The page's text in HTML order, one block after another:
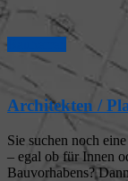
Architekten /
Sie suchen noch
– egal ob für Innen
Bauvorhabens?